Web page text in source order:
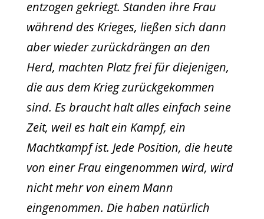
entzogen gekriegt. Standen ihre Frau
während des Krieges, ließen sich dann
aber wieder zurückdrängen an den
Herd, machten Platz frei für diejenigen,
die aus dem Krieg zurückgekommen
sind. Es braucht halt alles einfach seine
Zeit, weil es halt ein Kampf, ein
Machtkampf ist. Jede Position, die heute
von einer Frau eingenommen wird, wird
nicht mehr von einem Mann
eingenommen. Die haben natürlich